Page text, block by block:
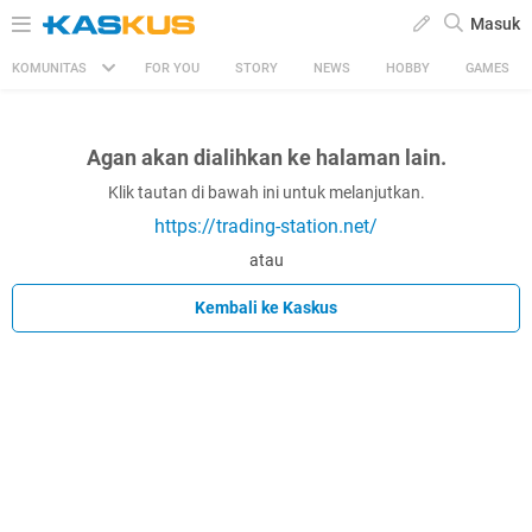
Masuk
KOMUNITAS FOR YOU STORY NEWS HOBBY GAMES
Agan akan dialihkan ke halaman lain.
Klik tautan di bawah ini untuk melanjutkan.
https://trading-station.net/
atau
Kembali ke Kaskus